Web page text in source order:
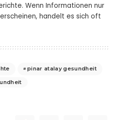
Wenn Informationen nur
handelt es sich oft
pinar atalay gesundheit